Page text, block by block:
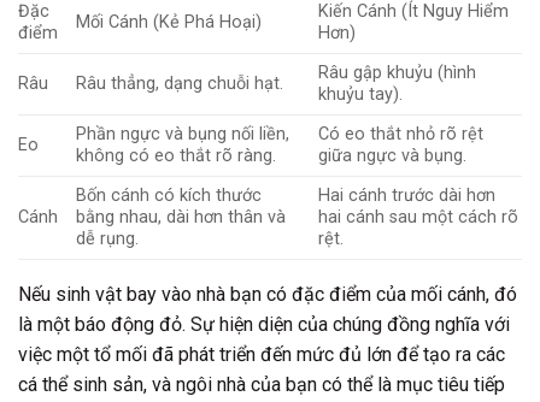
Đặc
điểm
Mối Cánh (Kẻ Phá Hoại)
Kiến Cánh (Ít Nguy Hiểm
Hơn)
Râu Râu thẳng, dạng chuỗi hạt.
Râu gập khuỷu (hình
khuỷu tay).
Eo
Phần ngực và bụng nối liền,
không có eo thắt rõ ràng.
Có eo thắt nhỏ rõ rệt
giữa ngực và bụng.
Cánh
Bốn cánh có kích thước
bằng nhau, dài hơn thân và
dễ rụng.
Hai cánh trước dài hơn
hai cánh sau một cách rõ
rệt.
Nếu sinh vật bay vào nhà bạn có đặc điểm của mối cánh, đó
là một báo động đỏ. Sự hiện diện của chúng đồng nghĩa với
việc một tổ mối đã phát triển đến mức đủ lớn để tạo ra các
cá thể sinh sản, và ngôi nhà của bạn có thể là mục tiêu tiếp